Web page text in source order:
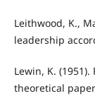
Leithwood, K.,
leadership
Lewin, K.
theoretical